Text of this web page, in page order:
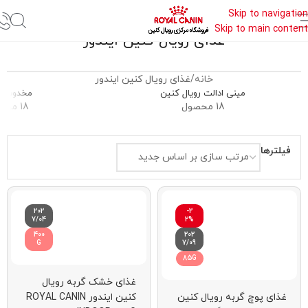
Skip to navigation
Skip to main content
غذای رویال کنین ایندور
خانه غذای رویال کنین ایندور
مینی ادالت رویال کنین
18 محصول
مخدوش
18 محصول
فیلترها
-2
2%
202
7/09
85G
غذای پوچ گربه رویال کنین
202
7/04
400
G
غذای خشک گربه رویال
کنین ایندور ROYAL CANIN